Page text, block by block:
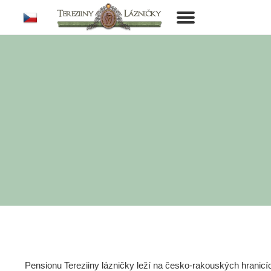
Toggle
Pensionu Tereziiny lázničky leží na česko-rakouských